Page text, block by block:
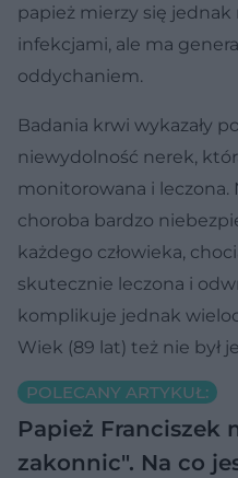
papież mierzy się
infekcjami, ale ma
oddychaniem.
Badania krwi wykazały
niewydolność nerek,
monitorowana i
choroba bardzo
każdego człowieka,
skutecznie leczona i
komplikuje jednak
Wiek (89 lat) też nie był
POLECANY ARTYKUŁ:
Papież Franciszek
zakonnic". Na co